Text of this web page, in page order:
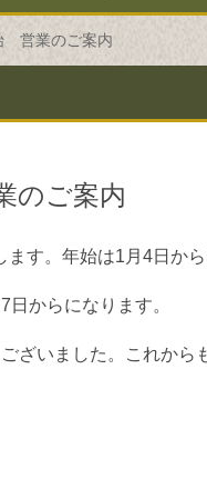
営業のご案内
のご案内
す。年始は1月4日から
からになります。
ざいました。これから